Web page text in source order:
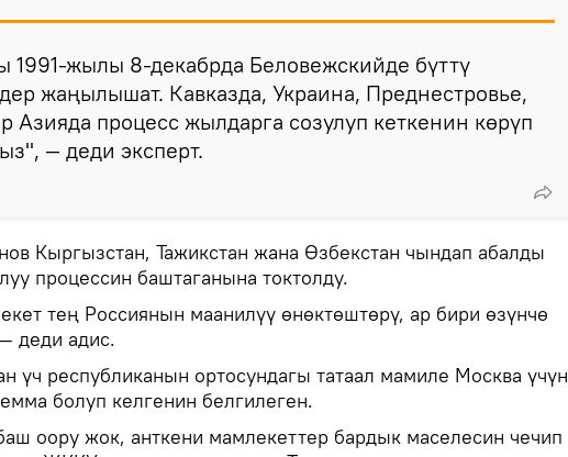
1991-жылы 8-декабрда Беловежскийде бүттү
жаңылышат. Кавказда, Украина, Преднестровье,
Азияда процесс жылдарга созулуп кеткенин көрүп
— деди эксперт.
Кыргызстан, Тажикстан жана Өзбекстан чындап абалды
процессин баштаганына токтолду.
тең Россиянын маанилүү өнөктөштөрү, ар бири өзүнчө
деди адис.
үч республиканын ортосундагы татаал мамиле Москва үчүн
болуп келгенин белгилеген.
оору жок, анткени мамлекеттер бардык маселесин чечип